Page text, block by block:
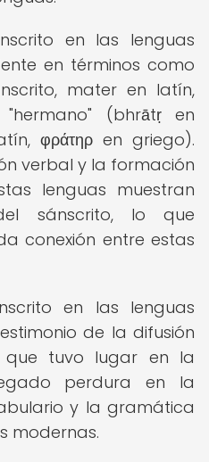
en las lenguas
en términos como
mater en latín,
(bhrātṛ en
φράτηρ en griego).
verbal y la formación
lenguas muestran
sánscrito, lo que
conexión entre estas
en las lenguas
de la difusión
que tuvo lugar en la
perdura en la
y la gramática
modernas.